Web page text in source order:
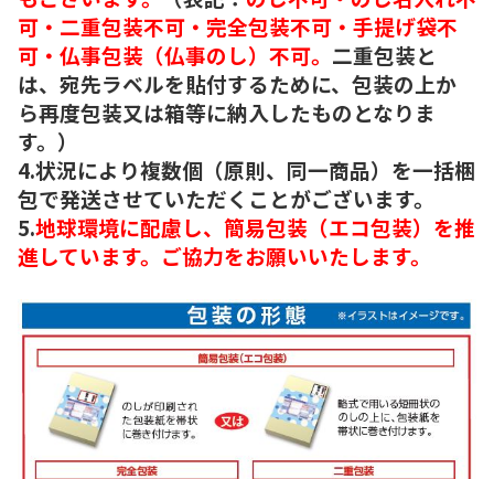
可・二重包装不可・完全包装不可・手提げ袋不
可・仏事包装（仏事のし）不可。 二重包装と
は、宛先ラベルを貼付するために、包装の上か
ら再度包装又は箱等に納入したものとなりま
す。）
4.状況により複数個（原則、同一商品）を一括梱
包で発送させていただくことがございます。
5.地球環境に配慮し、簡易包装（エコ包装）を推
進しています。ご協力をお願いいたします。